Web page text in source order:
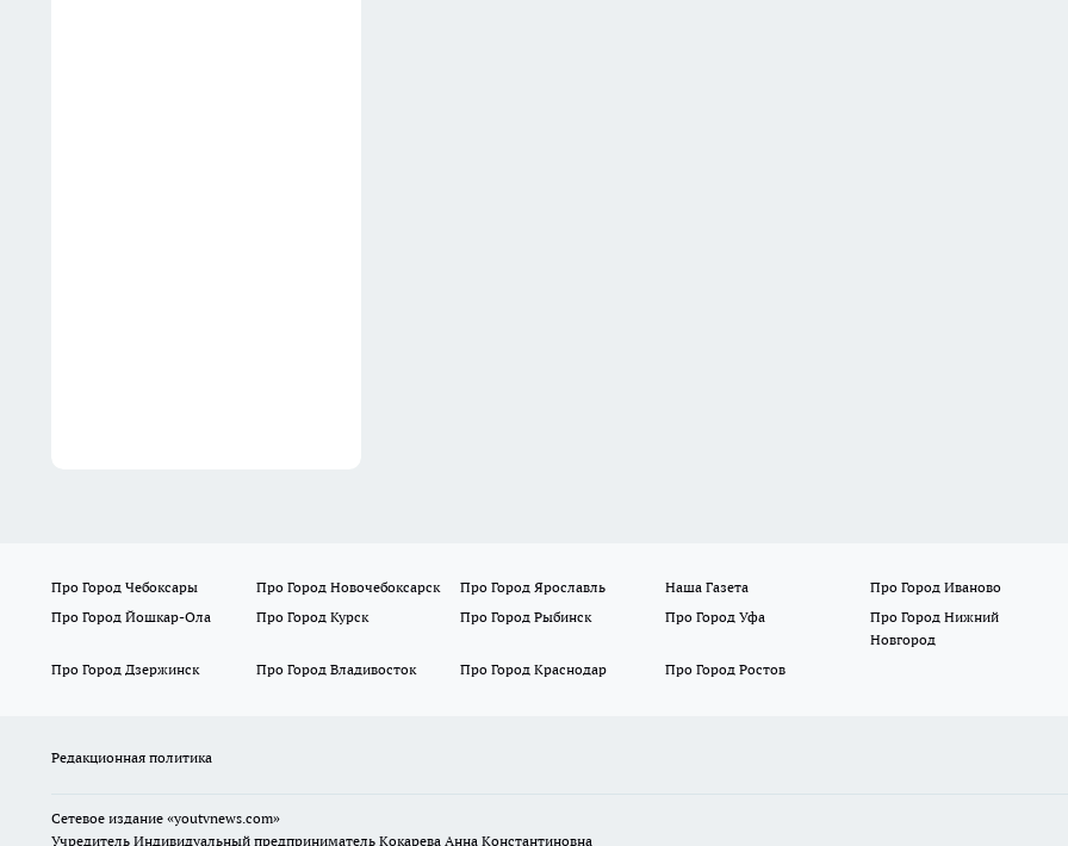
Про Город Чебоксары Про Город Новочебоксарск Про Город Ярославль Наша Газета
Про Город Иваново
Про Город Йошкар-Ола
Про Город Курск Про Город Рыбинск Про Город Уфа
Про Город Нижний
Новгород
Про Город Дзержинск
Про Город Владивосток Про Город Краснодар Про Город Ростов
Редакционная политика
Сетевое издание «youtvnews.com»
Учредитель Индивидуальный предприниматель Кокарева Анна Константиновна